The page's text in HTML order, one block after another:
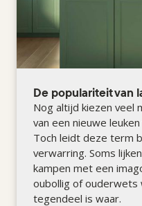
De populariteit van
Nog altijd kiezen veel
van een nieuwe
Toch leidt deze term
verwarring. Soms
kampen met een
oubollig of
tegendeel is waar.